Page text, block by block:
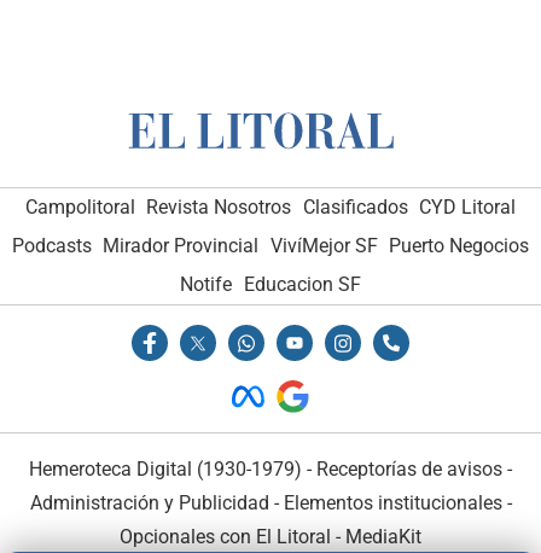
Campolitoral Revista Nosotros Clasificados CYD Litoral
Podcasts Mirador Provincial VivíMejor SF Puerto Negocios
Notife Educacion SF
Hemeroteca Digital (1930-1979) - Receptorías de avisos -
Administración y Publicidad - Elementos institucionales-
Opcionales con El Litoral - MediaKit